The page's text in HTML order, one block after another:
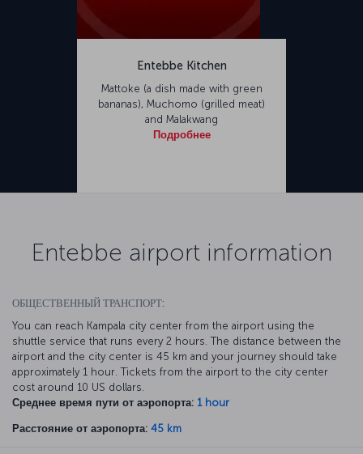
Entebbe Kitchen
Mattoke (a dish made with green
bananas), Muchomo (grilled meat)
and Malakwang
Подробнее
Entebbe airport information
ОБЩЕСТВЕННЫЙ ТРАНСПОРТ:
You can reach Kampala city center from the airport using the
shuttle service that runs every 2 hours. The distance between the
airport and the city center is 45 km and your journey should take
approximately 1 hour. Tickets from the airport to the city center
cost around 10 US dollars.
Среднее время пути от аэропорта: 1 hour
Расстояние от аэропорта: 45 km